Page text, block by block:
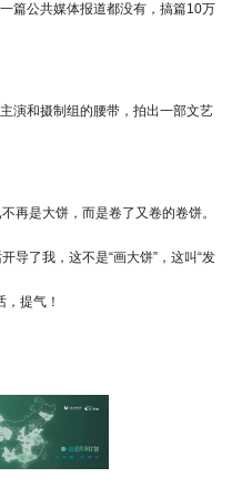
篇公共媒体报道都没有，搞篇10万
演和摄制组的腰带，拍出一部文艺
再是大饼，而是卷了又卷的卷饼。
导了我，这不是“画大饼”，这叫“发
提气！